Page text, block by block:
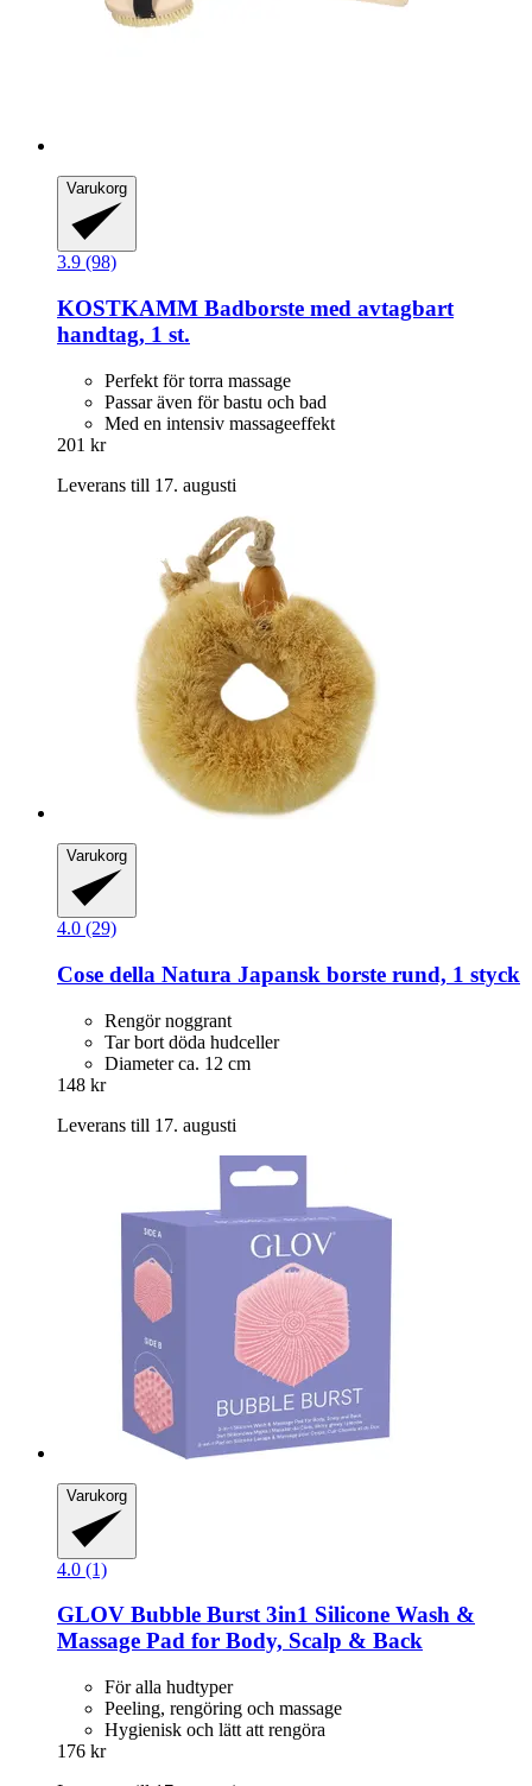
Varukorg
3.9 (98)
KOSTKAMM Badborste med avtagbart
handtag, 1 st.
Perfekt för torra massage
Passar även för bastu och bad
Med en intensiv massageeffekt
201 kr
Leverans till 17. augusti
Varukorg
4.0 (29)
Cose della Natura Japansk borste rund, 1 styck
Rengör noggrant
Tar bort döda hudceller
Diameter ca. 12 cm
148 kr
Leverans till 17. augusti
Varukorg
4.0 (1)
GLOV Bubble Burst 3in1 Silicone Wash &
Massage Pad for Body, Scalp & Back
För alla hudtyper
Peeling, rengöring och massage
Hygienisk och lätt att rengöra
176 kr